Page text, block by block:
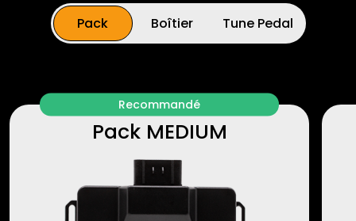
Pack Boîtier Tune Pedal
Recommandé
Pack MEDIUM